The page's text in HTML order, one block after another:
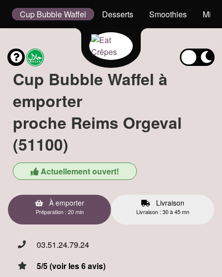
Cup Bubble Waffel Desserts Smoothies
Cup Bubble Waffel à
emporter
proche Reims Orgeval
(51100)
Actuellement ouvert!
À emporter
Préparation : 20 min
Livraison
Livraison : 30 à 45 mn
03.51.24.79.24
5/5 (voir les 6 avis)